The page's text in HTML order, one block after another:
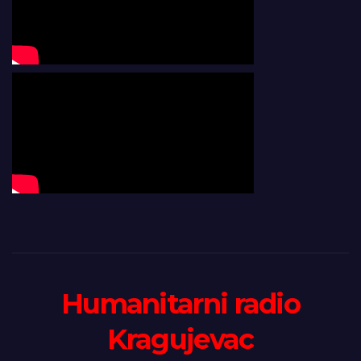
Humanitarni radio
Kragujevac